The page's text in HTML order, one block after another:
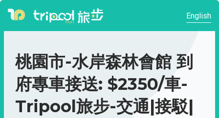
English
桃園市-水岸森林會館 到
府專車接送: $2350/車-
Tripool旅步-交通|接駁|